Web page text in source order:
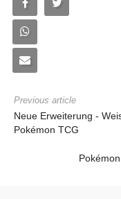
Previous article
Neue Erweiterung -
Pokémon TCG